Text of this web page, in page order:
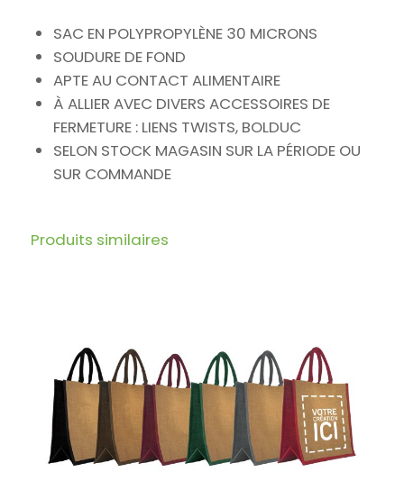
SAC EN POLYPROPYLÈNE 30 MICRONS
SOUDURE DE FOND
APTE AU CONTACT ALIMENTAIRE
À ALLIER AVEC DIVERS ACCESSOIRES DE
FERMETURE : LIENS TWISTS, BOLDUC
SELON STOCK MAGASIN SUR LA PÉRIODE OU
SUR COMMANDE
Produits similaires